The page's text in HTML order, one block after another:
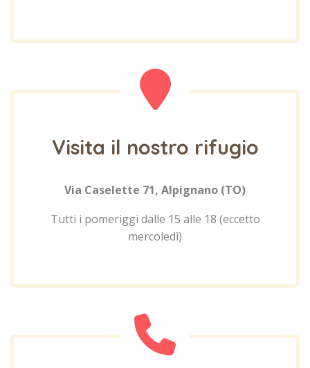
Visita il nostro rifugio
Via Caselette 71, Alpignano (TO)
Tutti i pomeriggi dalle 15 alle 18 (eccetto
mercoledì)